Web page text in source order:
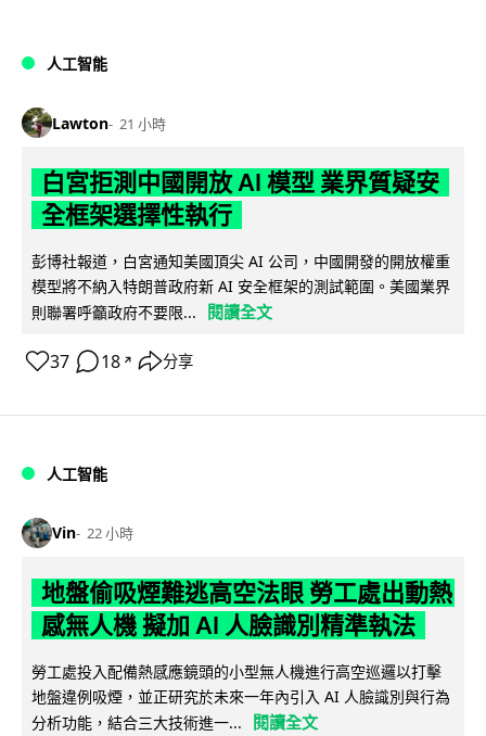
人工智能
Lawton 21 小時
白宮拒測中國開放 AI 模型 業界質疑安
全框架選擇性執行
彭博社報道，白宮通知美國頂尖 AI 公司，中國開發的開放權重
模型將不納入特朗普政府新 AI 安全框架的測試範圍。美國業界
則聯署呼籲政府不要限...
閱讀全文
37 18 ↗ 分享
人工智能
Vin 22 小時
地盤偷吸煙難逃高空法眼 勞工處出動熱
感無人機 擬加 AI 人臉識別精準執法
勞工處投入配備熱感應鏡頭的小型無人機進行高空巡邏以打擊
地盤違例吸煙，並正研究於未來一年內引入 AI 人臉識別與行為
分析功能，結合三大技術進一...
閱讀全文